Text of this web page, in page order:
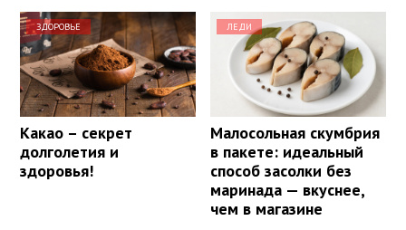
ЗДОРОВЬЕ
Какао – секрет
долголетия и
здоровья!
ЛЕДИ
Малосольная скумбрия
в пакете: идеальный
способ засолки без
маринада — вкуснее,
чем в магазине